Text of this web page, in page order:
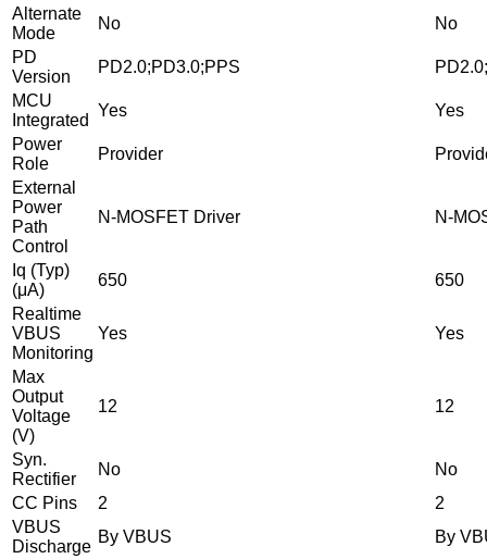
Alternate
Mode
No
No
PD
Version
PD2.0;PD3.0;PPS
MCU
Integrated
Yes
Yes
Power
Role
Provider
External
Power
Path
Control
N-MOSFET Driver N-
Iq (Typ)
(μA)
650
650
Realtime
VBUS
Monitoring
Yes Yes
Max
Output
Voltage
(V)
12 12
Syn.
Rectifier
No
No
CC Pins
2
2
VBUS
Discharge
By VBUS By